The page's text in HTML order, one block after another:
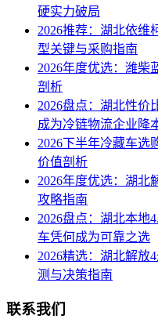
硬实力破局
2026推荐：湖北依维
型关键与采购指南
2026年度优选：潍柴
剖析
2026盘点：湖北性价
成为冷链物流企业降
2026下半年冷藏车选
价值剖析
2026年度优选：湖北
攻略指南
2026盘点：湖北本地
车凭何成为可靠之选
2026精选：湖北解
测与决策指南
联系我们